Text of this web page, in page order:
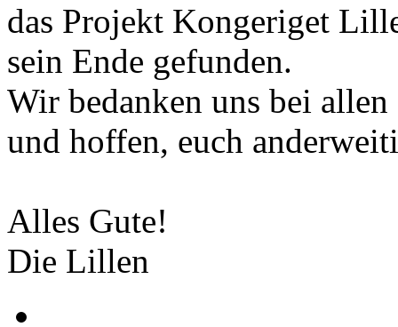
das Projekt Kongeriget
sein Ende gefunden.
Wir bedanken uns bei
und hoffen, euch
Alles Gute!
Die Lillen